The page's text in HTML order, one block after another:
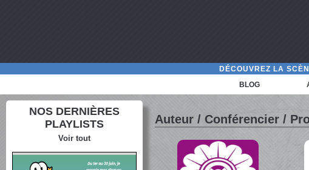
DÉCOUVREZ LA
BLOG
NOS DERNIÈRES
PLAYLISTS
Voir tout
Auteur / Conférencier /